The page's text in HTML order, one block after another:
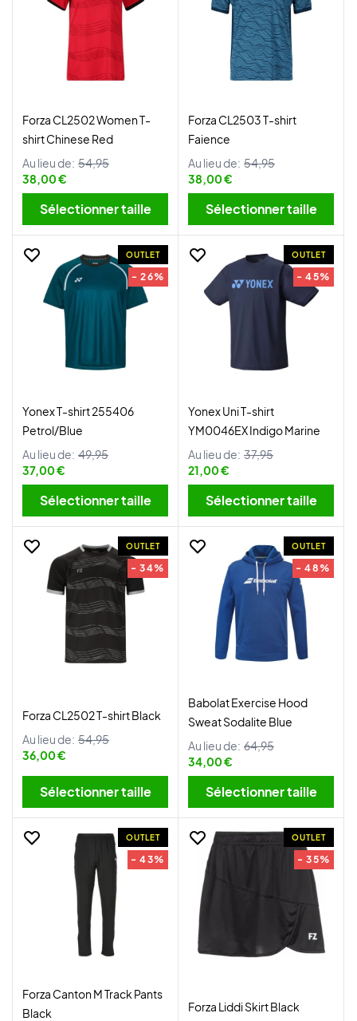
Forza CL2502 Women T-
shirt Chinese Red
Au lieu de: 54,95
38,00 €
Sélectionner taille
Forza CL2503 T-shirt
Faience
Au lieu de: 54,95
38,00 €
Sélectionner taille
OUTLET
- 26%
Yonex T-shirt 255406
Petrol/Blue
Au lieu de: 49,95
37,00 €
Sélectionner taille
OUTLET
- 45%
Yonex Uni T-shirt
YM0046EX Indigo Marine
Au lieu de: 37,95
21,00 €
Sélectionner taille
OUTLET
- 34%
Forza CL2502 T-shirt Black
Au lieu de: 54,95
36,00 €
Sélectionner taille
OUTLET
- 48%
Babolat Exercise Hood
Sweat Sodalite Blue
Au lieu de: 64,95
34,00 €
Sélectionner taille
OUTLET
- 43%
Forza Canton M Track Pants
Black
OUTLET
- 35%
Forza Liddi Skirt Black